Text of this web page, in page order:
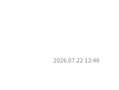
2026.07.22 12:46